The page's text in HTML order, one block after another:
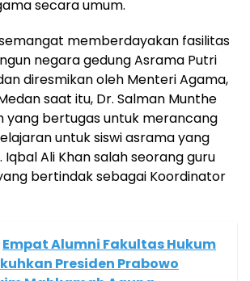
secara umum.
memberdayakan fasilitas
negara gedung Asrama Putri
diresmikan oleh Menteri Agama,
saat itu, Dr. Salman Munthe
yang bertugas untuk merancang
untuk siswi asrama yang
Iqbal Ali Khan salah seorang guru
bertindak sebagai Koordinator
Empat Alumni Fakultas Hukum
Presiden Prabowo